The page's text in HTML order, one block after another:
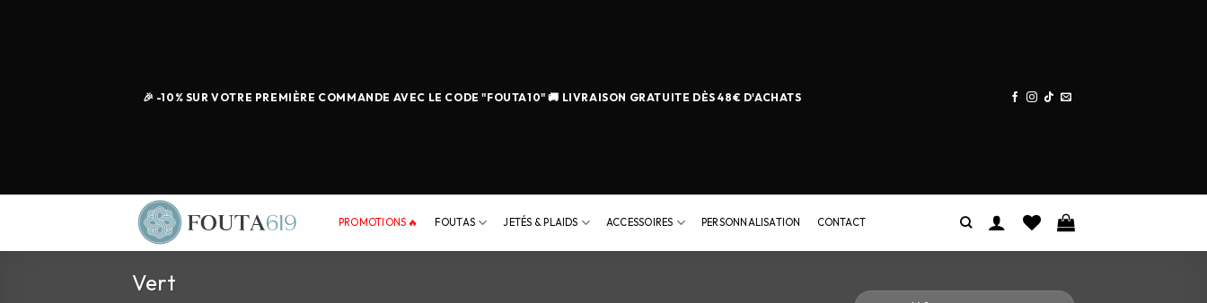
🎉 -10% SUR VOTRE PREMIÈRE COMMANDE AVEC LE CODE "FOUTA10" 🚚 LIVRAISON GRATUITE DÈS 48€ D'ACHATS
PROMOTIONS 🔥 FOUTAS JETÉS & PLAIDS ACCESSOIRES PERSONNALISATION CONTACT
Vert